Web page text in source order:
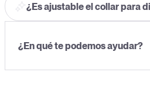
¿Es ajustable el collar para